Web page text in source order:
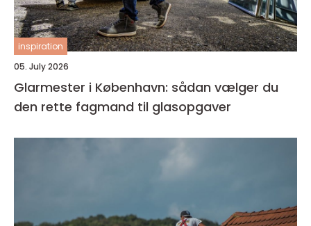
inspiration
05. July 2026
Glarmester i København: sådan vælger du
den rette fagmand til glasopgaver